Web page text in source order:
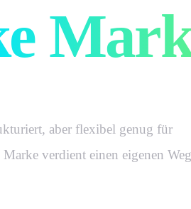
aber flexibel genug für
verdient einen eigenen